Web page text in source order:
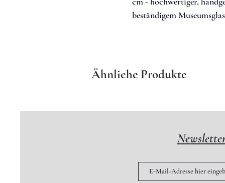
beständigem Museumsglas
Ähnliche Produkte